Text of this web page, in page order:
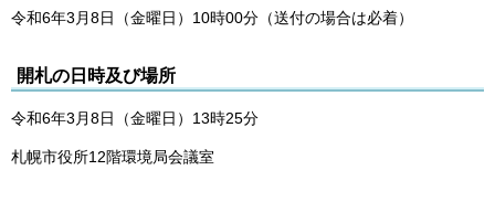
令和6年3月8日（金曜日）10時00分（送付の場合は必着）
開札の日時及び場所
令和6年3月8日（金曜日）13時25分
札幌市役所12階環境局会議室